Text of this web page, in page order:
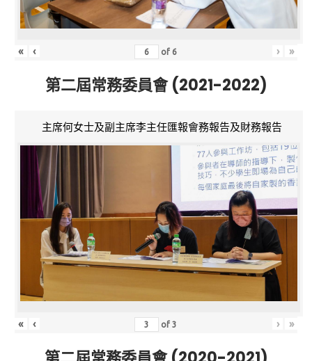
« ‹ of 6 › »
第二屆常務委員會 (2021-2022)
主席何女士及副主席李主任匯報會務報告及財務報告
« ‹ of3 › »